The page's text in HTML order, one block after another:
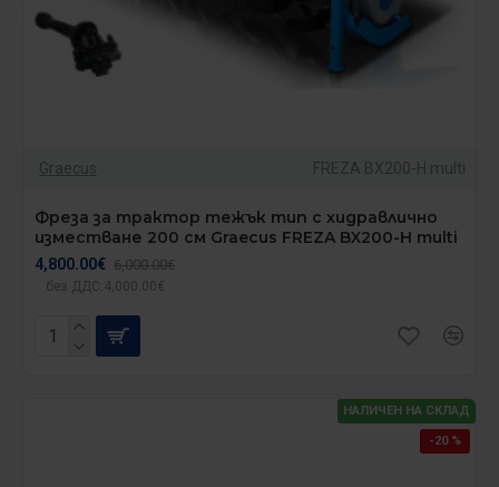
Graecus FREZA BX200-H multi
Фреза за трактор тежък тип с хидравлично
изместване 200 см Graecus FREZA BX200-H multi
4,800.00€ 6,000.00€
без ДДС:4,000.00€
НАЛИЧЕН НА СКЛАД
-20 %